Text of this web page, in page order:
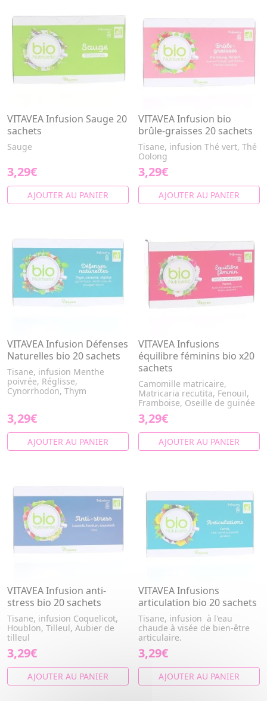
VITAVEA Infusion Sauge 20
sachets
Sauge
3,29€
AJOUTER AU PANIER
VITAVEA Infusion bio
brûle-graisses 20 sachets
Tisane, infusion Thé vert, Thé
Oolong
3,29€
AJOUTER AU PANIER
VITAVEA Infusion Défenses
Naturelles bio 20 sachets
Tisane, infusion Menthe
poivrée, Réglisse,
Cynorrhodon, Thym
3,29€
AJOUTER AU PANIER
VITAVEA Infusions
équilibre féminins bio x20
sachets
Camomille matricaire,
Matricaria recutita, Fenouil,
Framboise, Oseille de guinée
3,29€
AJOUTER AU PANIER
VITAVEA Infusion anti-
stress bio 20 sachets
Tisane, infusion Coquelicot,
Houblon, Tilleul, Aubier de
tilleul
3,29€
AJOUTER AU PANIER
VITAVEA Infusions
articulation bio 20 sachets
Tisane, infusion à l'eau
chaude à visée de bien-être
articulaire.
3,29€
AJOUTER AU PANIER